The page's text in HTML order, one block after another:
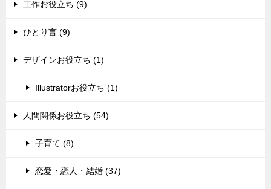
工作お役立ち (9)
ひとり言 (9)
デザインお役立ち (1)
Illustratorお役立ち (1)
人間関係お役立ち (54)
子育て (8)
恋愛・恋人・結婚 (37)